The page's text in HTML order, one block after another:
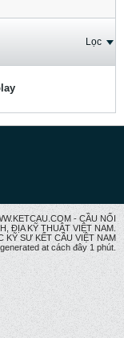
Lọc
- CẦU NỐI
ĐỊA KỸ THUẬT VIỆT NAM.
KỸ SƯ KẾT CÂU VIỆT NAM
at cách đây 1 phút.